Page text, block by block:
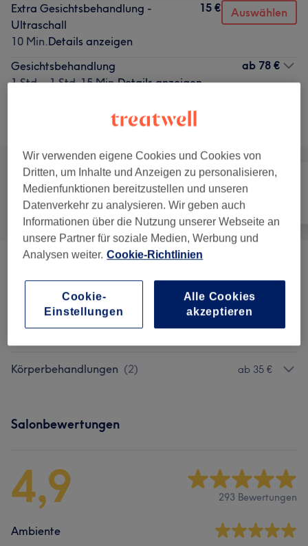
Extra Gesichtsbehandlung -
Ultraschall
10 Min.Details anzeigen
15 € Auswählen
Gesichtsbehandlung
1 Std. - 1 Std. 15 Min.Details anzeigen
ab 78 €
Alle Gesicht
Augenbrauen & Wimpernbehandlungen (4) ab 10 €
Körperbehandlungen (2) ab 35 €
Salonbewertungen
4,9 293 Bewertungen
Ambiente
Wir verwenden eigene Cookies und Cookies von
Dritten, um Inhalte und Anzeigen zu personalisieren,
Medienfunktionen bereitzustellen und unseren
Datenverkehr zu analysieren. Wir geben auch
Informationen über die Nutzung unserer Webseite an
unsere Partner für soziale Medien, Werbung und
Analysen weiter. Cookie-Richtlinien
Cookie-
Einstellungen
Alle Cookies
akzeptieren